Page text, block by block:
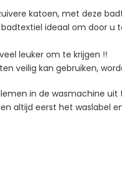
katoen, met deze
ideaal om door u
leuker om te krijgen !!
veilig kan gebruiken,
in de wasmachine
altijd eerst het waslabel